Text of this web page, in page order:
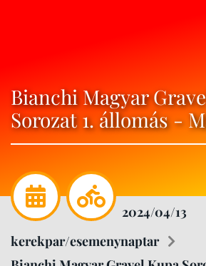
Bianchi Magyar
Sorozat 1. állomás -
2024/04/13
kerekpar/esemenynaptar